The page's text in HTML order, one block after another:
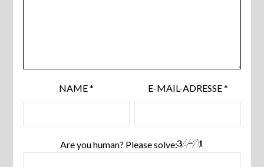
NAME* E-MAIL-ADRESSE*
Are you human? Please solve: